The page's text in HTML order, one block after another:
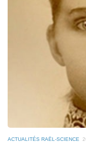
ACTUALITÉS RAËL-SCIENCE